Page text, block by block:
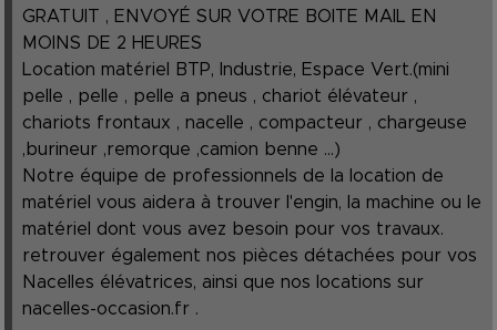
GRATUIT , ENVOYÉ SUR VOTRE BOITE MAIL EN
MOINS DE 2 HEURES
Location matériel BTP, Industrie, Espace Vert.(mini
pelle , pelle , pelle a pneus , chariot élévateur ,
chariots frontaux , nacelle , compacteur , chargeuse
,burineur ,remorque ,camion benne ...)
Notre équipe de professionnels de la location de
matériel vous aidera à trouver l'engin, la machine ou le
matériel dont vous avez besoin pour vos travaux.
retrouver également nos pièces détachées pour vos
Nacelles élévatrices, ainsi que nos locations sur
nacelles-occasion.fr .